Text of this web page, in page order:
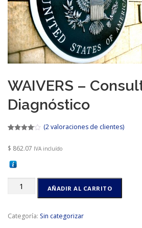
CONTACTO
WAIVERS –
Diagnóstico
de 5 en
valoraciones
de
(2valoraciones de clientes)
$ 862.07 IVA incluído
WAIVERS
o
AÑADIR AL CARRITO
Categoría: Sin categorizar